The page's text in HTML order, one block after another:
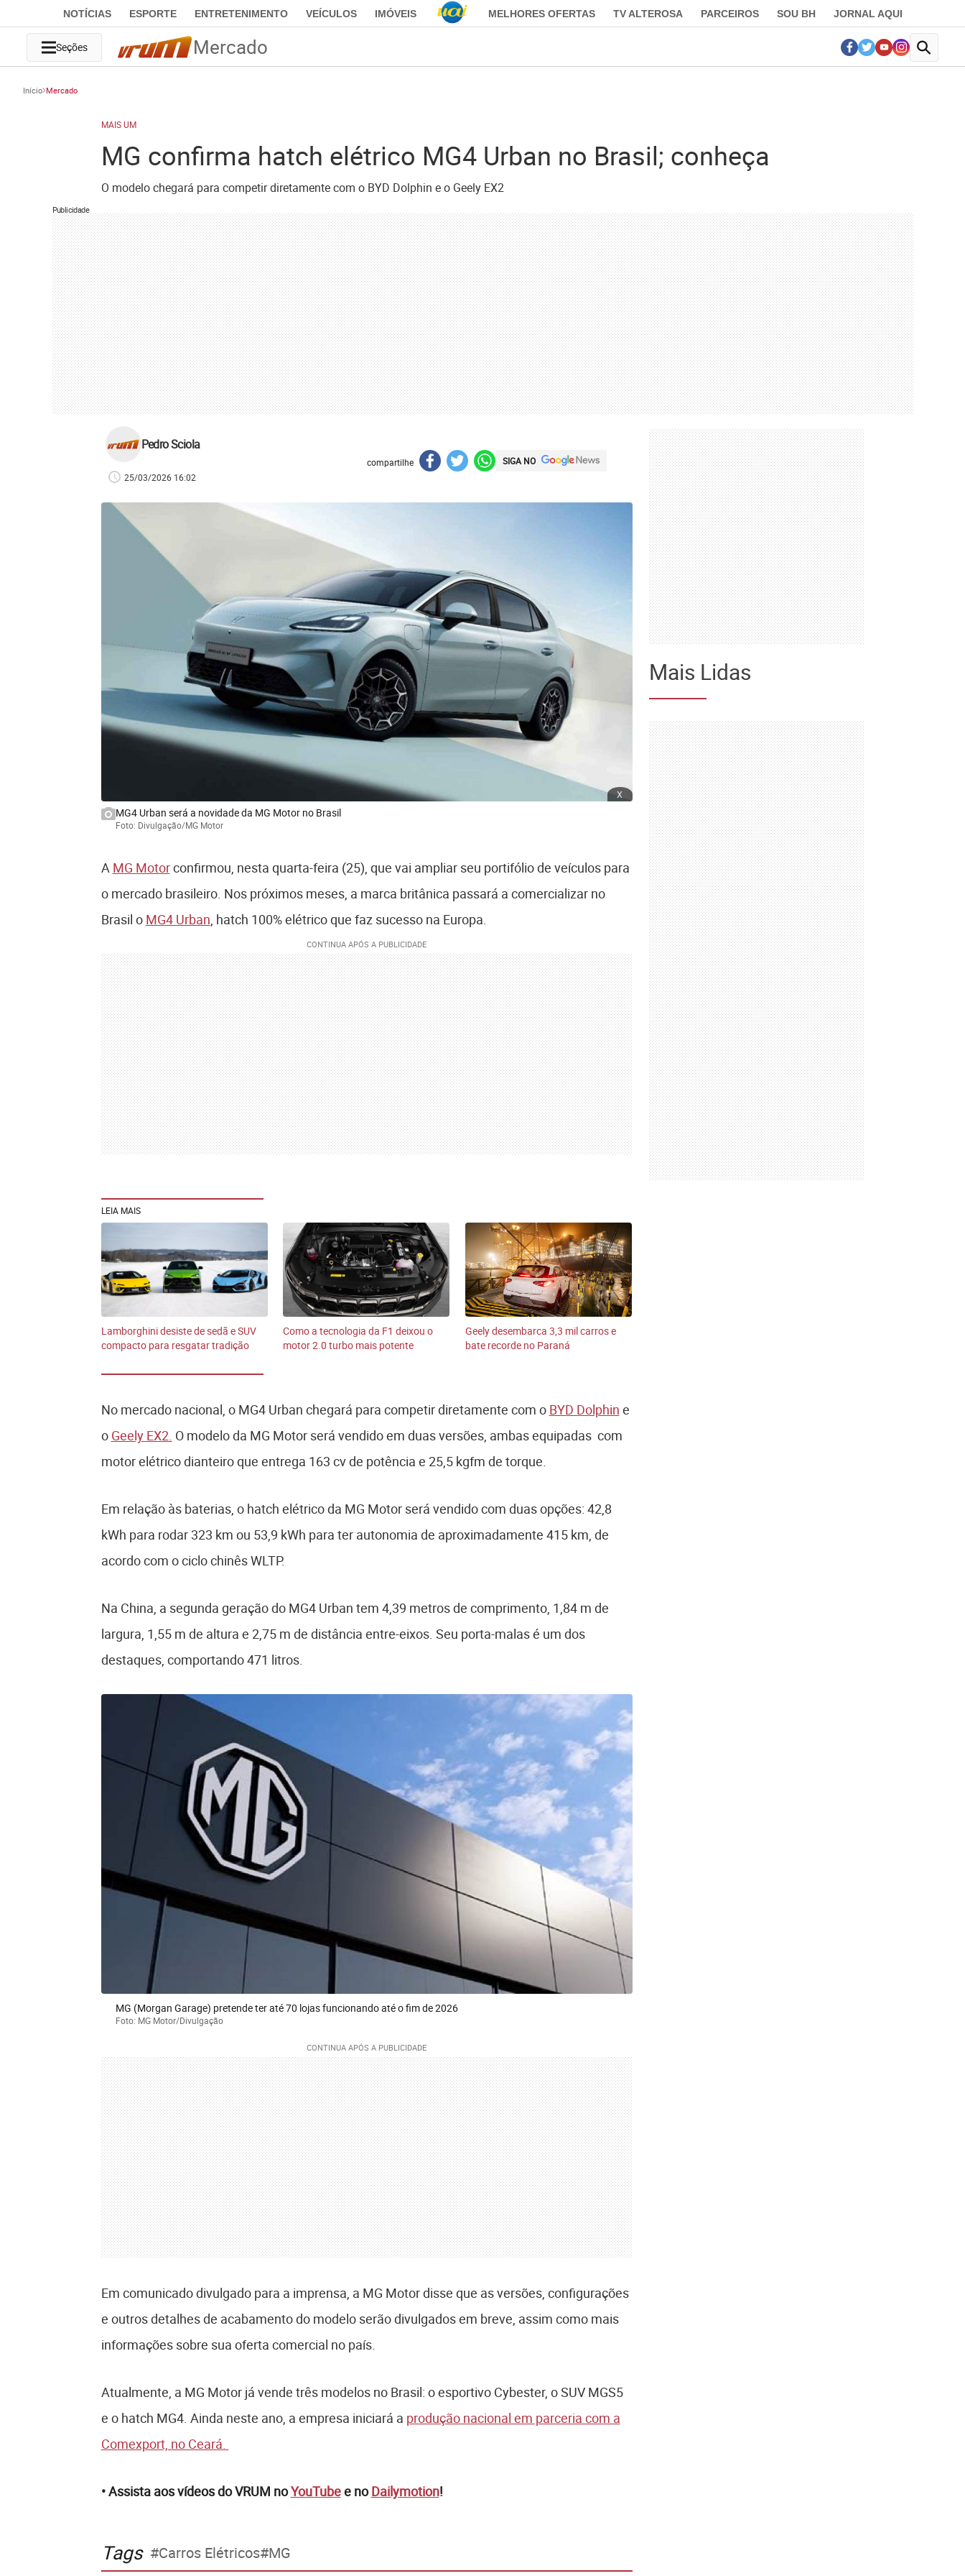
NOTÍCIAS ESPORTE ENTRETENIMENTO VEÍCULOS IMÓVEIS MELHORES OFERTAS TV ALTEROSA PARCEIROS SOU BH JORNAL AQUI
Seções Mercado
Início Mercado
MAIS UM
MG confirma hatch elétrico MG4 Urban no Brasil; conheça
O modelo chegará para competir diretamente com o BYD Dolphin e o Geely EX2
Publicidade
Pedro Sciola
25/03/2026 16:02
compartilhe SIGA NO
x
MG4 Urban será a novidade da MG Motor no Brasil
Foto: Divulgação/MG Motor
A MG Motorconfirmou, nesta quarta-feira (25), que vai ampliar seu portifólio de veículos para
o mercado brasileiro. Nos próximos meses, a marca britânica passará a comercializar no
Brasil o MG4 Urban , hatch 100% elétrico que faz sucesso na Europa.
LEIA MAIS
Lamborghini desiste de sedã e SUV
compacto para resgatar tradição
Como a tecnologia da F1 deixou o
motor 2.0 turbo mais potente
Geely desembarca 3,3 mil carros e
bate recorde no Paraná
No mercado nacional, o MG4 Urban chegará para competir diretamente com o BYD Dolphin e
o Geely EX2. O modelo da MG Motor será vendido em duas versões, ambas equipadas com
motor elétrico dianteiro que entrega 163 cv de potência e 25,5 kgfm de torque.
Em relação às baterias, o hatch elétrico da MG Motor será vendido com duas opções: 42,8
kWh para rodar 323 km ou 53,9 kWh para ter autonomia de aproximadamente 415 km, de
acordo com o ciclo chinês WLTP.
Na China, a segunda geração do MG4 Urban tem 4,39 metros de comprimento, 1,84 m de
largura, 1,55 m de altura e 2,75 m de distância entre-eixos. Seu porta-malas é um dos
destaques, comportando 471 litros.
MG (Morgan Garage) pretende ter até 70 lojas funcionando até o fim de 2026
Foto: MG Motor/Divulgação
Em comunicado divulgado para a imprensa, a MG Motor disse que as versões, configurações
e outros detalhes de acabamento do modelo serão divulgados em breve, assim como mais
informações sobre sua oferta comercial no país.
Atualmente, a MG Motor já vende três modelos no Brasil: o esportivo Cybester, o SUV MGS5
e o hatch MG4. Ainda neste ano, a empresa iniciará a produção nacional em parceria com a
Comexport, no Ceará.
• Assista aos vídeos do VRUM noYouTubee noDailymotion!
Tags Carros Elétricos MG
Mais Lidas